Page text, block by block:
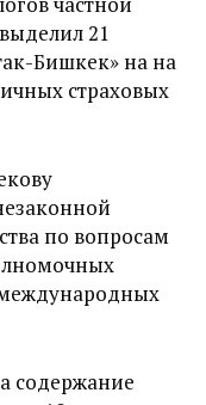
21
Бишкек» на на
страховых
по вопросам
содержание